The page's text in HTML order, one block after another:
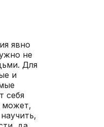
явно
не
Для
и
себя
может,